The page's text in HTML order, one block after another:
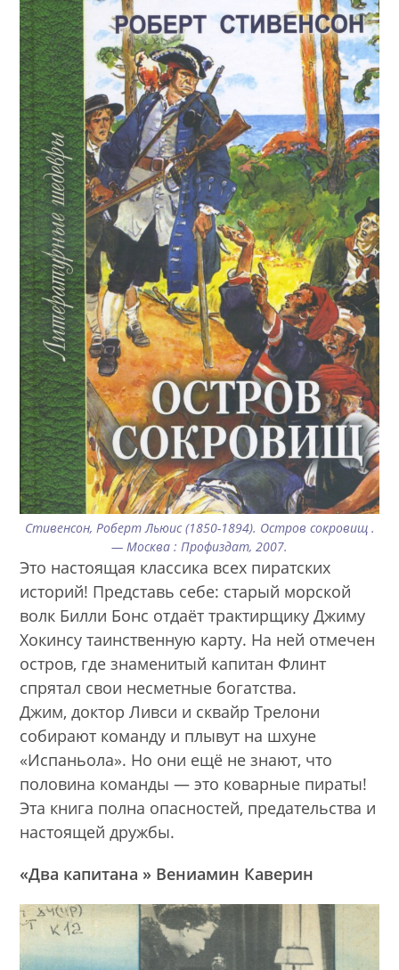
Стивенсон, Роберт Льюис (1850-1894). Остров сокровищ .
— Москва : Профиздат, 2007.
Это настоящая классика всех пиратских
историй! Представь себе: старый морской
волк Билли Бонс отдаёт трактирщику Джиму
Хокинсу таинственную карту. На ней отмечен
остров, где знаменитый капитан Флинт
спрятал свои несметные богатства.
Джим, доктор Ливси и сквайр Трелони
собирают команду и плывут на шхуне
«Испаньола». Но они ещё не знают, что
половина команды — это коварные пираты!
Эта книга полна опасностей, предательства и
настоящей дружбы.
«Два капитана » Вениамин Каверин